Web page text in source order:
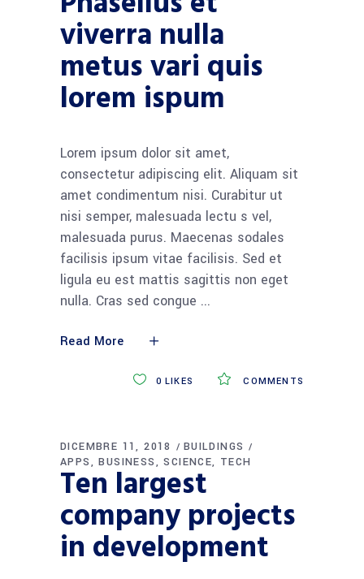
viverra nulla
metus vari quis
lorem ispum
Lorem ipsum dolor sit amet,
consectetur adipiscing elit. Aliquam sit
amet condimentum nisi. Curabitur ut
nisi semper, malesuada lectu s vel,
malesuada purus. Maecenas sodales
facilisis ipsum vitae facilisis. Sed et
ligula eu est mattis sagittis non eget
nulla. Cras sed congue
Read More
COMMENTS
0 LIKES
DICEMBRE 11, 2018
BUILDINGS
APPS
BUSINESS SCIENCE TECH
Ten largest
company projects
in development